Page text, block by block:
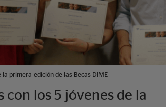
la primera edición de las Becas DIME
con los 5 jóvenes de la